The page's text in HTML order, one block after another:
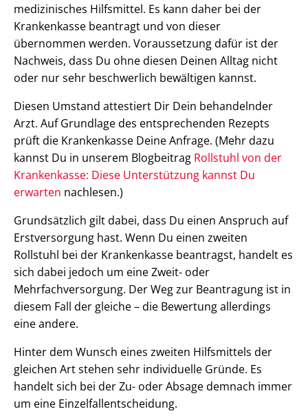
medizinisches Hilfsmittel. Es kann daher bei der
Krankenkasse beantragt und von dieser
übernommen werden. Voraussetzung dafür ist der
Nachweis, dass Du ohne diesen Deinen Alltag nicht
oder nur sehr beschwerlich bewältigen kannst.
Diesen Umstand attestiert Dir Dein behandelnder
Arzt. Auf Grundlage des entsprechenden Rezepts
prüft die Krankenkasse Deine Anfrage. (Mehr dazu
kannst Du in unserem Blogbeitrag Rollstuhl von der
Krankenkasse: Diese Unterstützung kannst Du
erwarten nachlesen.)
Grundsätzlich gilt dabei, dass Du einen Anspruch auf
Erstversorgung hast. Wenn Du einen zweiten
Rollstuhl bei der Krankenkasse beantragst, handelt es
sich dabei jedoch um eine Zweit- oder
Mehrfachversorgung. Der Weg zur Beantragung ist in
diesem Fall der gleiche – die Bewertung allerdings
eine andere.
Hinter dem Wunsch eines zweiten Hilfsmittels der
gleichen Art stehen sehr individuelle Gründe. Es
handelt sich bei der Zu- oder Absage demnach immer
um eine Einzelfallentscheidung.